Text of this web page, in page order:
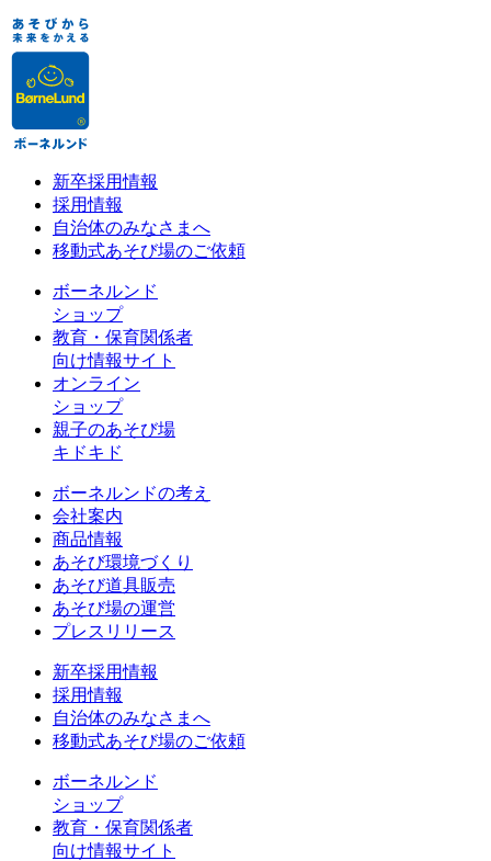
新卒採用情報
採用情報
自治体のみなさまへ
移動式あそび場のご依頼
ボーネルンド
ショップ
教育・保育関係者
向け情報サイト
オンライン
ショップ
親子のあそび場
キドキド
ボーネルンドの考え
会社案内
商品情報
あそび環境づくり
あそび道具販売
あそび場の運営
プレスリリース
新卒採用情報
採用情報
自治体のみなさまへ
移動式あそび場のご依頼
ボーネルンド
ショップ
教育・保育関係者
向け情報サイト